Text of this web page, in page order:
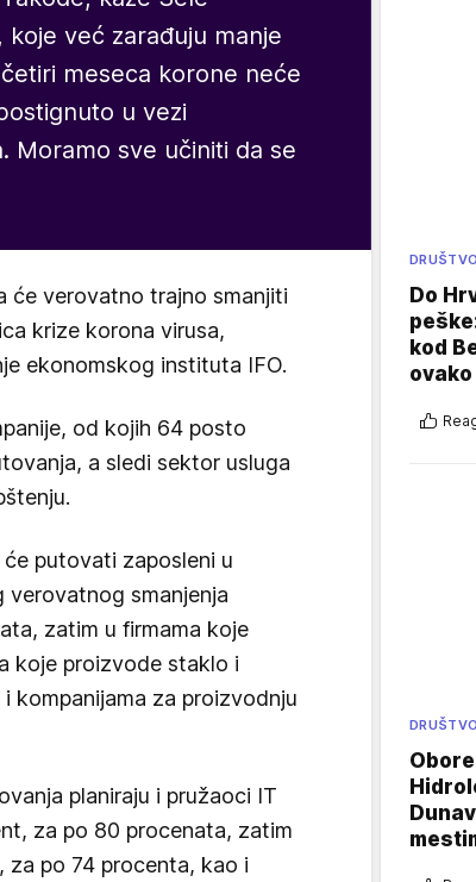
već zarađuju manje
meseca korone neće
u vezi
Moramo sve učiniti da se
će verovatno trajno smanjiti
krize korona virusa,
ekonomskog instituta IFO.
od kojih 64 posto
a sledi sektor usluga
putovati zaposleni u
verovatnog smanjenja
zatim u firmama koje
koje proizvode staklo i
kompanijama za proizvodnju
planiraju i pružaoci IT
za po 80 procenata, zatim
za po 74 procenta, kao i
DRUŠTVO
Do
kod
DRUŠTVO